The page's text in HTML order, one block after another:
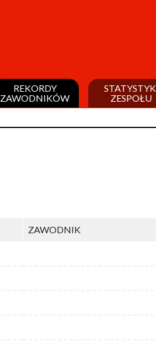
REKORDY
ZAWODNIKÓW
ZESPOŁU
ZAWODNIK